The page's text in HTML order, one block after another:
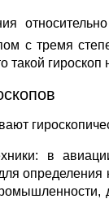
с тремя
такой гироскоп
в
определе­ния